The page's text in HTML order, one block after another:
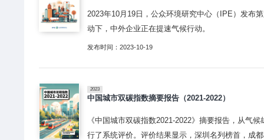
2023年10月19日，公众环境研究中心（IPE）发布
动下，中外企业正在提速气候行动。
发布时间：2023-10-19
2023
中国城市双碳指数摘要报告（2021-2022）
《中国城市双碳指数2021-2022》摘要报告，从气
行了系统评价。评价结果显示，深圳名列榜首，成